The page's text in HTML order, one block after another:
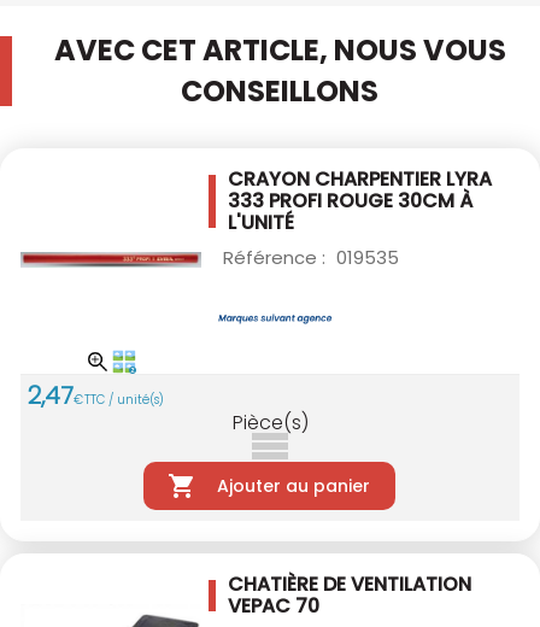
AVEC CET ARTICLE, NOUS VOUS
CONSEILLONS
CRAYON CHARPENTIER LYRA
333 PROFI ROUGE 30CM À
L'UNITÉ
Référence : 019535
2,47€TTC / unité(s)
Pièce(s)
Ajouter au panier
CHATIÈRE DE VENTILATION
VEPAC 70